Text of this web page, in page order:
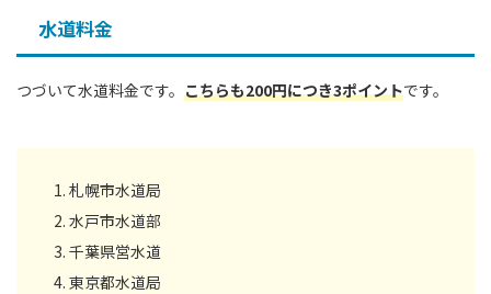
水道料金
つづいて水道料金です。 こちらも200円につき3ポイントです。
札幌市水道局
水戸市水道部
千葉県営水道
東京都水道局